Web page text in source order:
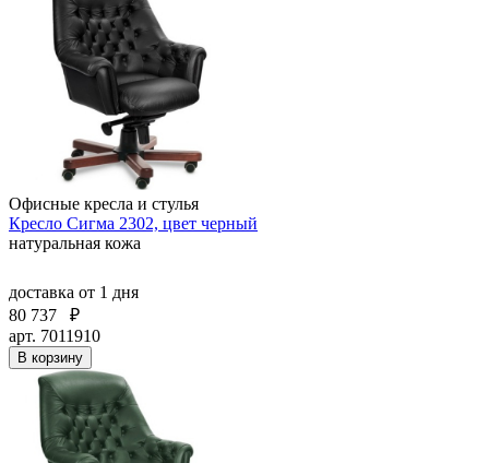
Офисные кресла и стулья
Кресло Сигма 2302, цвет черный
натуральная кожа
доставка от 1 дня
80 737
₽
арт. 7011910
В корзину